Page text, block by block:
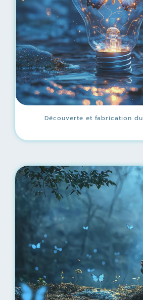
Découverte et fabrication du